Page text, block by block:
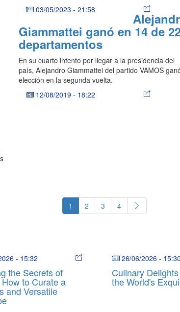
03/05/2023 - 21:58
Giammattei ganó en 14 de
departamentos
En su cuarto intento por llegar a la presidencia del
país, Alejandro Giammattei del partido VAMOS
elección en la segunda vuelta.
12/08/2019 - 18:22
1 2 3 4
- 15:32
the Secrets of
to Curate a
and Versatile
26/06/2026 - 15:30
Culinary
the World's